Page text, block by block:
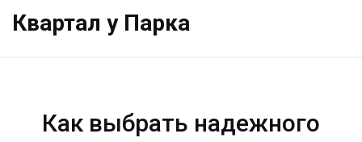
Квартал у Парка
Как выбрать надежного